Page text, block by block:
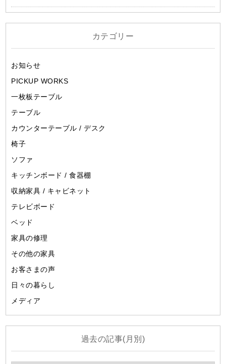
カテゴリー
お知らせ
PICKUP WORKS
一枚板テーブル
テーブル
カウンターテーブル / デスク
椅子
ソファ
キッチンボード / 食器棚
収納家具 / キャビネット
テレビボード
ベッド
家具の修理
その他の家具
お客さまの声
日々の暮らし
メディア
過去の記事(月別)